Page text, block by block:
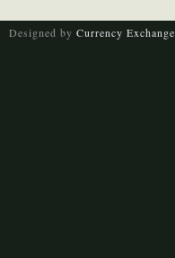
Designed by Currency Exchange